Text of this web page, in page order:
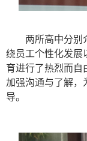
两所高中分别
绕员工个性化发展
育进行了热烈而自
加强沟通与了解，
导。